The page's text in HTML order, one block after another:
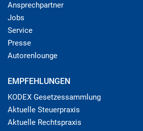
Ansprechpartner
Jobs
Service
Presse
Autorenlounge
EMPFEHLUNGEN
KODEX Gesetzessammlung
Aktuelle Steuerpraxis
Aktuelle Rechtspraxis